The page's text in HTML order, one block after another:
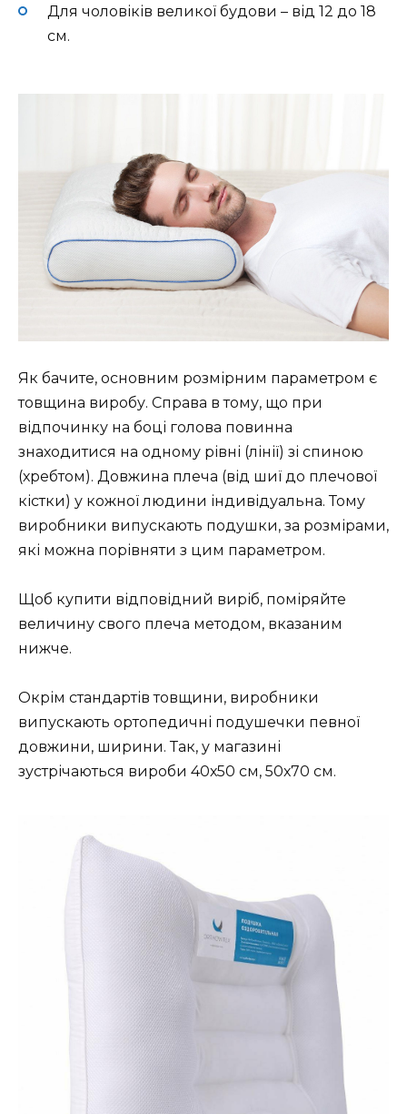
Для чоловіків великої будови – від 12 до 18
см.
Як бачите, основним розмірним параметром є
товщина виробу. Справа в тому, що при
відпочинку на боці голова повинна
знаходитися на одному рівні (лінії) зі спиною
(хребтом). Довжина плеча (від шиї до плечової
кістки) у кожної людини індивідуальна. Тому
виробники випускають подушки, за розмірами,
які можна порівняти з цим параметром.
Щоб купити відповідний виріб, поміряйте
величину свого плеча методом, вказаним
нижче.
Окрім стандартів товщини, виробники
випускають ортопедичні подушечки певної
довжини, ширини. Так, у магазині
зустрічаються вироби 40х50 см, 50х70 см.